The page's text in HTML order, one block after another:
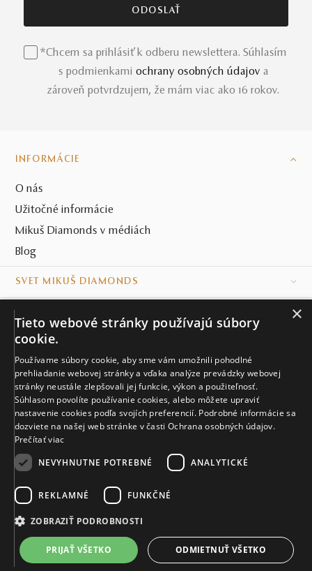
1 527 €
Do 14 dní
DO KOŠÍKA
*Chcem sa prihlásiť k odberu newslettera. Súhlasím
s podmienkami ochrany osobných údajov a
zároveň potvrdzujem, že mám viac ako 16 rokov.
INFORMÁCIE
O nás
Užitočné informácie
Mikuš Diamonds v médiách
Blog
SVET MIKUŠ DIAMONDS
KONTAKT
Naše klenotníctva
Sídlo spoločnosti
© MIKUŠ DIAMONDS, A.S. 2026. VŠETKY PRÁVA VYHRADENÉ.
×
Tieto webové stránky používajú súbory
cookie.
Používame súbory cookie, aby sme vám umožnili pohodlné
prehliadanie webovej stránky a vďaka analýze prevádzky webovej
stránky neustále zlepšovali jej funkcie, výkon a použiteľnosť.
Súhlasom povolíte používanie cookies, alebo môžete upraviť
nastavenie cookies podľa svojích preferencií. Podrobné informácie sa
dozviete na našej web stránke v časti Ochrana osobných údajov.
Prečítať viac
NEVYHNUTNE POTREBNÉ
ANALYTICKÉ
REKLAMNÉ FUNKČNÉ
ZOBRAZIŤ PODROBNOSTI
PRIJAŤ VŠETKO ODMIETNUŤ VŠETKO